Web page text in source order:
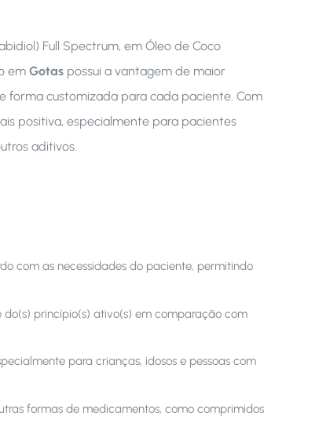
Full Spectrum, em Óleo de Coco
em Gotaspossui a vantagem de maior
forma customizada para cada paciente. Com
positiva, especialmente para pacientes
aditivos.
com as necessidades do paciente, permitindo
princípio(s) ativo(s) em comparação com
para crianças, idosos e pessoas com
formas de medicamentos, como comprimidos